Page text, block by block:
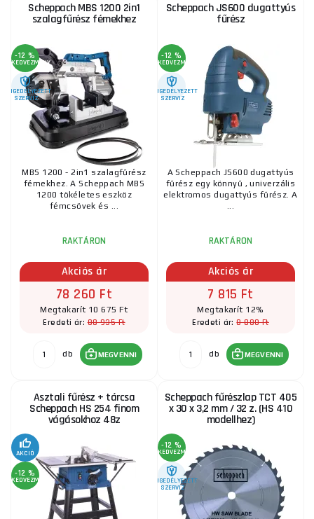
Dugattyús fűrészek
Scheppach MBS 1200 2in1
szalagfűrész fémekhez
-12 %
KEDVEZMÉNY
ENGEDÉLYEZETT
SZERVIZ
MBS 1200 - 2in1 szalagfűrész
fémekhez. A Scheppach MBS
1200 tökéletes eszköz
fémcsövek és ...
RAKTÁRON
Akciós ár
78 260 Ft
Megtakarít 10 675 Ft
Eredeti ár:88 935 Ft
db MEGVENNI
Scheppach JS600 dugattyús
fűrész
-12 %
KEDVEZMÉNY
ENGEDÉLYEZETT
SZERVIZ
A Scheppach JS600 dugattyús
fűrész egy könnyű , univerzális
elektromos dugattyús fűrész. A
...
RAKTÁRON
Akciós ár
7 815 Ft
Megtakarít 12%
Eredeti ár:8 880 Ft
db MEGVENNI
Asztali fűrész + tárcsa
Scheppach HS 254 finom
vágásokhoz 48z
AKCIÓ
-12 %
KEDVEZMÉNY
Scheppach fűrészlap TCT 405
x 30 x 3,2 mm / 32 z. (HS 410
modellhez)
-12 %
KEDVEZMÉNY
ENGEDÉLYEZETT
SZERVIZ